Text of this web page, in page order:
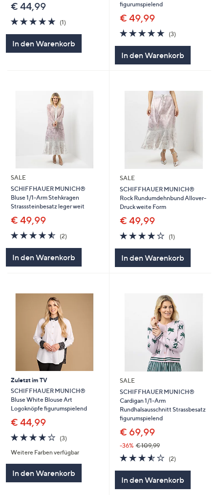
€ 44,99
5.0
von
(1)1
In den Warenkorb
figurumspielend
€ 49,99
4.7
von
(3)3
In den Warenkorb
SALE
SCHIFFHAUER MUNICH®
Bluse 1/1-Arm Stehkragen
Strasssteinbesatz leger weit
€ 49,99
4.5
von
(2)2
In den Warenkorb
SALE
SCHIFFHAUER MUNICH®
Rock Rundumdehnbund Allover-
Druck weite Form
€ 49,99
4.0
von
(1)1
In den Warenkorb
Zuletzt im TV
SCHIFFHAUER MUNICH®
Bluse White Blouse Art
Logoknöpfe figurumspielend
€ 44,99
4.0
von
5
(3)3
Weitere Farben verfügbar
In den Warenkorb
SALE
SCHIFFHAUER MUNICH®
Cardigan 1/1-Arm
Rundhalsausschnitt Strassbesatz
figurumspielend
€ 69,99
-36% € 109,99
3.5
von
(2)2
In den Warenkorb